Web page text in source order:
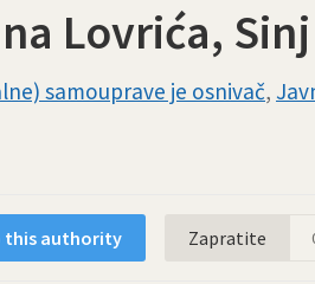
Lovrića, Sinj
samouprave je osnivač,
this authority Zapratite